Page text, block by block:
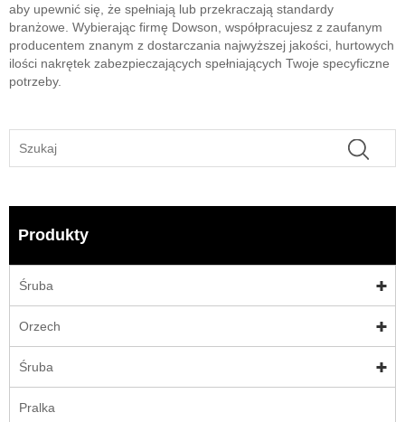
aby upewnić się, że spełniają lub przekraczają standardy
branżowe. Wybierając firmę Dowson, współpracujesz z zaufanym
producentem znanym z dostarczania najwyższej jakości, hurtowych
ilości nakrętek zabezpieczających spełniających Twoje specyficzne
potrzeby.
Produkty
Śruba
Orzech
Śruba
Pralka